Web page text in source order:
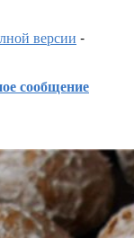
версии -
сообщение